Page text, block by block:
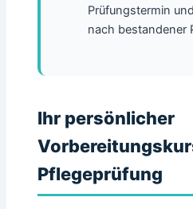
Prüfungstermin
nach bestandener
Ihr persönlicher
Pflegeprüfung